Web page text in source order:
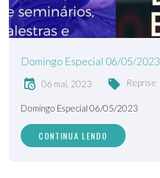
Domingo Especial 06/05/2023
06 mai, 2023 Reprise
Domingo Especial 06/05/2023
CONTINUA LENDO